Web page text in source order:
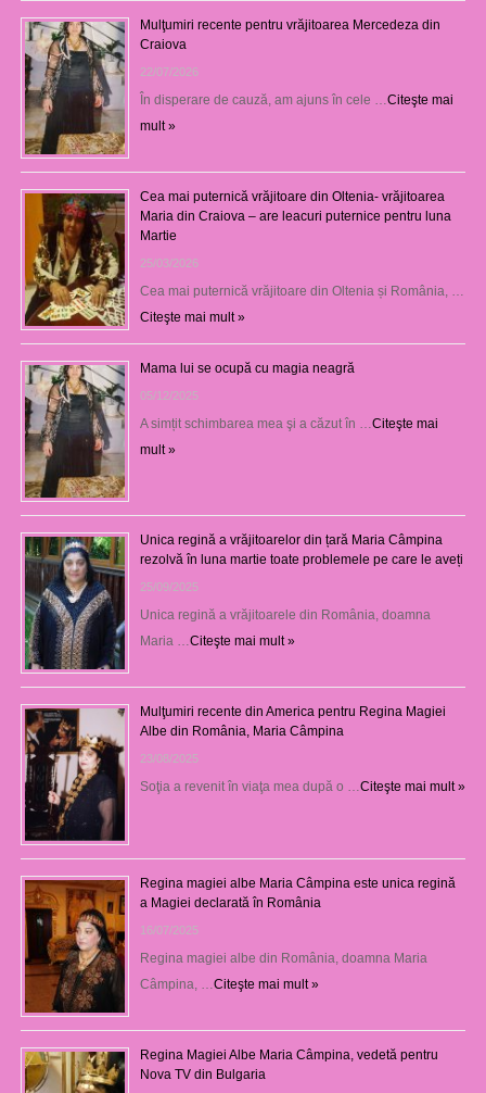
Mulţumiri recente pentru vrăjitoarea Mercedeza din
Craiova
22/07/2026
În disperare de cauză, am ajuns în cele … Citeşte mai
mult »
Cea mai puternică vrăjitoare din Oltenia- vrăjitoarea
Maria din Craiova – are leacuri puternice pentru luna
Martie
25/03/2026
Cea mai puternică vrăjitoare din Oltenia și România, …
Citeşte mai mult »
Mama lui se ocupă cu magia neagră
05/12/2025
A simțit schimbarea mea şi a căzut în … Citeşte mai
mult »
Unica regină a vrăjitoarelor din țară Maria Câmpina
rezolvă în luna martie toate problemele pe care le aveți
25/09/2025
Unica regină a vrăjitoarele din România, doamna
Maria … Citeşte mai mult »
Mulţumiri recente din America pentru Regina Magiei
Albe din România, Maria Câmpina
23/08/2025
Soţia a revenit în viaţa mea după o … Citeşte mai mult »
Regina magiei albe Maria Câmpina este unica regină
a Magiei declarată în România
16/07/2025
Regina magiei albe din România, doamna Maria
Câmpina, … Citeşte mai mult »
Regina Magiei Albe Maria Câmpina, vedetă pentru
Nova TV din Bulgaria